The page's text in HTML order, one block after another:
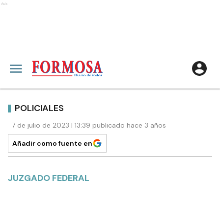
Ads
POLICIALES
7 de julio de 2023 | 13:39 publicado hace 3 años
Añadir como fuente en
JUZGADO FEDERAL